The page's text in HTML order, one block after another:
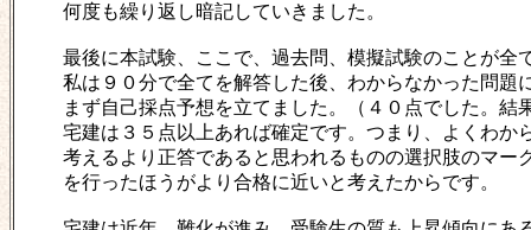
何度も繰り返し暗記していきました。
最後に本試験、ここで、過去問、模擬試験のことが全
私は９０分で全てを解答した後、わからなかった問題
まず自己採点予想を立てました。（４０点でした。結
宅建は３５点以上あれば確定です。つまり、よくわか
考えるより正答であると思われるものの選択肢のマー
を行ったほうがより合格に近いと考えたからです。